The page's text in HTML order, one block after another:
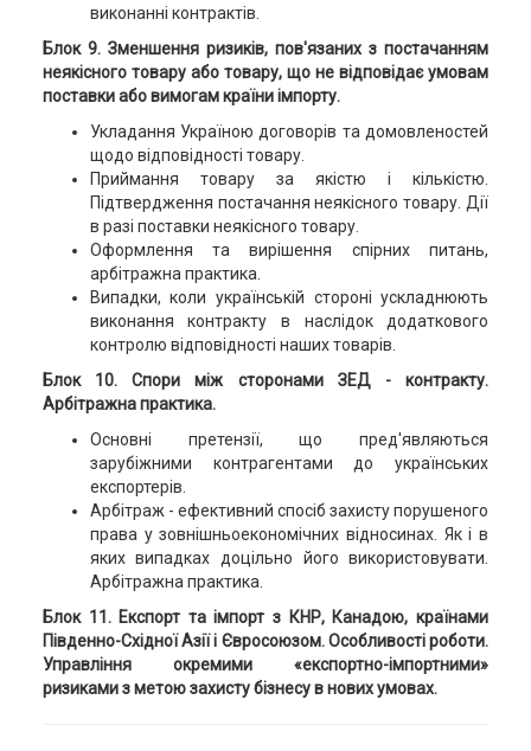
виконанні контрактів.
Блок 9. Зменшення ризиків, пов'язаних з постачанням
неякісного товару або товару, що не відповідає умовам
поставки або вимогам країни імпорту.
Укладання Україною договорів та домовленостей
щодо відповідності товару.
Приймання товару за якістю і кількістю.
Підтвердження постачання неякісного товару. Дії
в разі поставки неякісного товару.
Оформлення та вирішення спірних питань,
арбітражна практика.
Випадки, коли українській стороні ускладнюють
виконання контракту в наслідок додаткового
контролю відповідності наших товарів.
Блок 10. Спори між сторонами ЗЕД - контракту.
Арбітражна практика.
Основні претензії, що пред'являються
зарубіжними контрагентами до українських
експортерів.
Арбітраж - ефективний спосіб захисту порушеного
права у зовнішньоекономічних відносинах. Як і в
яких випадках доцільно його використовувати.
Арбітражна практика.
Блок 11. Експорт та імпорт з КНР, Канадою, країнами
Південно-Східної Азії і Євросоюзом. Особливості роботи.
Управління окремими «експортно-імпортними»
ризиками з метою захисту бізнесу в нових умовах.